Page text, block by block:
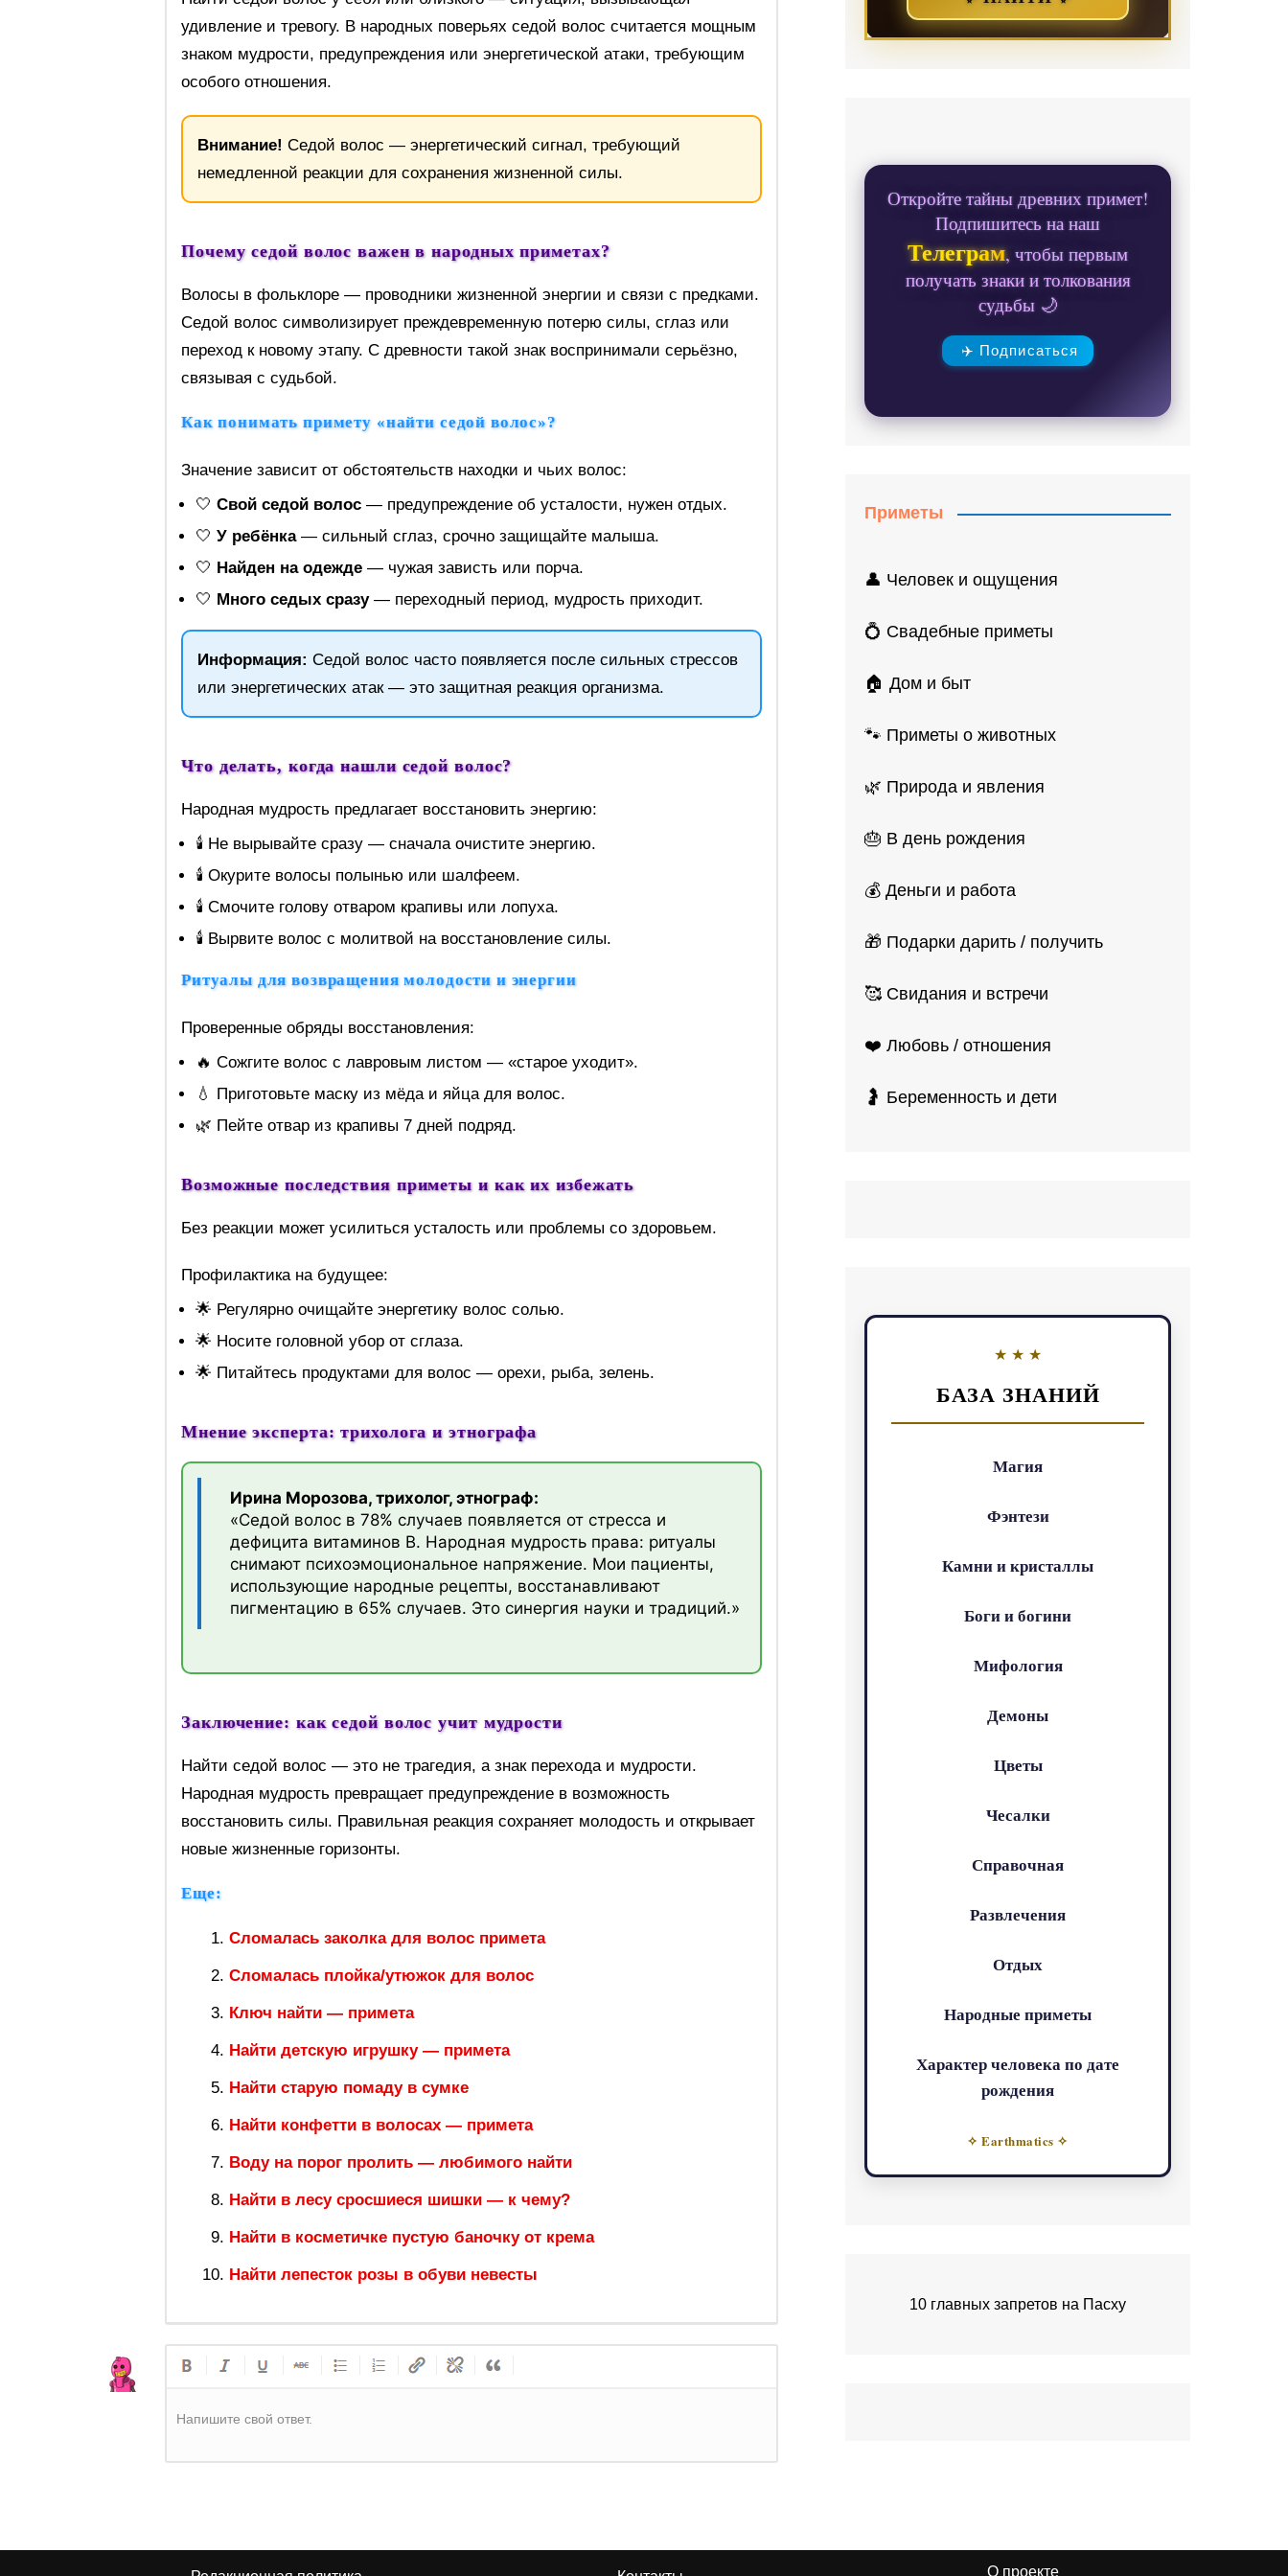
удивление и тревогу. В народных поверьях седой волос считается мощным
знаком мудрости, предупреждения или энергетической атаки, требующим
особого отношения.
Внимание! Седой волос — энергетический сигнал, требующий
немедленной реакции для сохранения жизненной силы.
Почему седой волос важен в народных приметах?
Волосы в фольклоре — проводники жизненной энергии и связи с предками.
Седой волос символизирует преждевременную потерю силы, сглаз или
переход к новому этапу. С древности такой знак воспринимали серьёзно,
связывая с судьбой.
Как понимать примету «найти седой волос»?
Значение зависит от обстоятельств находки и чьих волос:
🤍 Свой седой волос — предупреждение об усталости, нужен отдых.
🤍 У ребёнка— сильный сглаз, срочно защищайте малыша.
🤍 Найден на одежде — чужая зависть или порча.
🤍 Много седых сразу— переходный период, мудрость приходит.
Информация: Седой волос часто появляется после сильных стрессов
или энергетических атак — это защитная реакция организма.
Что делать, когда нашли седой волос?
Народная мудрость предлагает восстановить энергию:
🕯️ Не вырывайте сразу — сначала очистите энергию.
🕯️ Окурите волосы полынью или шалфеем.
🕯️ Смочите голову отваром крапивы или лопуха.
🕯️ Вырвите волос с молитвой на восстановление силы.
Ритуалы для возвращения молодости и энергии
Проверенные обряды восстановления:
🔥 Сожгите волос с лавровым листом — «старое уходит».
💧 Приготовьте маску из мёда и яйца для волос.
🌿 Пейте отвар из крапивы 7 дней подряд.
Возможные последствия приметы и как их избежать
Без реакции может усилиться усталость или проблемы со здоровьем.
Профилактика на будущее:
🌟 Регулярно очищайте энергетику волос солью.
🌟 Носите головной убор от сглаза.
🌟 Питайтесь продуктами для волос — орехи, рыба, зелень.
Мнение эксперта: трихолога и этнографа
Ирина Морозова, трихолог, этнограф:
«Седой волос в 78% случаев появляется от стресса и
дефицита витаминов B. Народная мудрость права: ритуалы
снимают психоэмоциональное напряжение. Мои пациенты,
использующие народные рецепты, восстанавливают
пигментацию в 65% случаев. Это синергия науки и традиций.»
Заключение: как седой волос учит мудрости
Найти седой волос — это не трагедия, а знак перехода и мудрости.
Народная мудрость превращает предупреждение в возможность
восстановить силы. Правильная реакция сохраняет молодость и открывает
новые жизненные горизонты.
Еще:
Сломалась заколка для волос примета
Сломалась плойка/утюжок для волос
Ключ найти — примета
Найти детскую игрушку — примета
Найти старую помаду в сумке
Найти конфетти в волосах — примета
Воду на порог пролить — любимого найти
Найти в лесу сросшиеся шишки — к чему?
Найти в косметичке пустую баночку от крема
Найти лепесток розы в обуви невесты
Напишите свой ответ.
Откройте тайны древних примет!
Подпишитесь на наш
Телеграм, чтобы первым
получать знаки и толкования
судьбы 🌙
✈️ Подписаться
Приметы
👤 Человек и ощущения
💍 Свадебные приметы
🏠 Дом и быт
🐾 Приметы о животных
🌿 Природа и явления
🎂 В день рождения
💰 Деньги и работа
🎁 Подарки дарить / получить
🥰 Свидания и встречи
❤️ Любовь / отношения
🤰 Беременность и дети
БАЗА ЗНАНИЙ
Магия
Фэнтези
Камни и кристаллы
Боги и богини
Мифология
Демоны
Цветы
Чесалки
Справочная
Развлечения
Отдых
Народные приметы
Характер человека по дате
рождения
✧ Earthmatics ✧
10 главных запретов на Пасху
О проекте